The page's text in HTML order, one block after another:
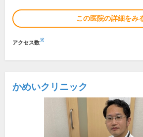
この医院の詳細をみ
アクセス数※
かめいクリニック